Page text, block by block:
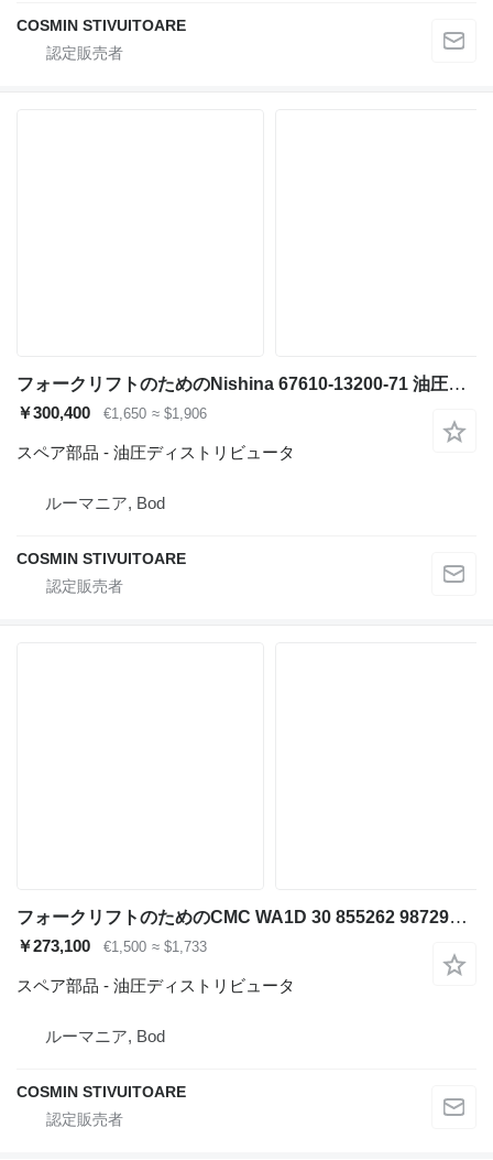
COSMIN STIVUITOARE
フォークリフトのためのNishina 67610-13200-71 油圧ディストリビュータ
￥300,400 €1,650 ≈ $1,906
スペア部品 - 油圧ディストリビュータ
ルーマニア, Bod
COSMIN STIVUITOARE
フォークリフトのためのCMC WA1D 30 855262 987293 C1 KWH 油圧ディストリビュータ
￥273,100 €1,500 ≈ $1,733
スペア部品 - 油圧ディストリビュータ
ルーマニア, Bod
COSMIN STIVUITOARE